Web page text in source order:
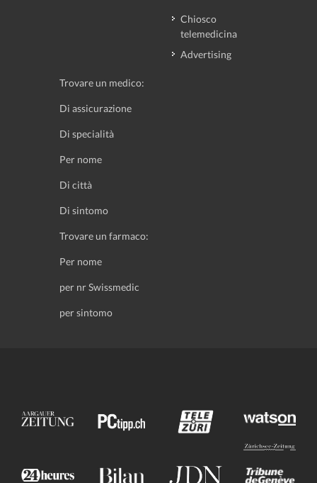
Chiosco
telemedicina
Advertising
Trovare un medico:
Di assicurazione
Di specialità
Per nome
Di città
Di sintomo
Trovare un farmaco:
Per nome
per nr Swissmedic
per sintomo